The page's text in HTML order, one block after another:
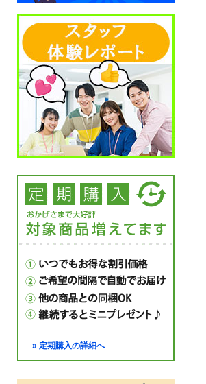
» 定期購入の詳細へ